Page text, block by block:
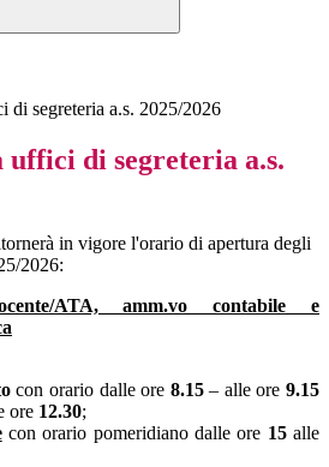
di segreteria a.s. 2025/2026
di segreteria a.s.
in vigore l'orario di apertura degli
2026:
ATA, amm.vo contabile e
con orario dalle ore 8.15– alle ore9.15
ore 12.30;
con orario pomeridiano dalle ore 15alle